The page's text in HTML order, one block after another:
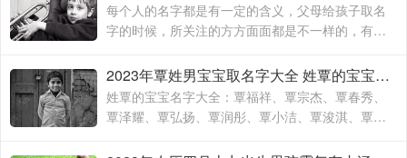
每个人的名字都是有一定的含义，父母给孩子取名
字的时候，所关注的方方面面都是不一样的，有的
时候就算是同名同姓的人，相信所展现出来的寓意
也是有所不同的，这主要要看父母对于孩子的期待
和要求
2023年覃姓男宝宝取名字大全 姓覃的宝宝名字大全
姓覃的宝宝名字大全：覃福祥、覃宗杰、覃春秀、
覃泽耀、覃弘扬、覃润彤、覃小洁、覃浚淇、覃炳
坤、覃玉阳、覃宗宝、覃兴隆、覃天予、覃欣君、